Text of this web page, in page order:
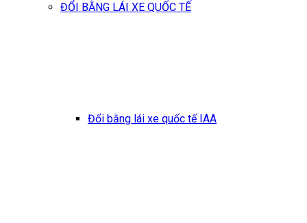
ĐỔI BẰNG LÁI XE QUỐC TẾ
Đổi bằng lái xe quốc tế IAA